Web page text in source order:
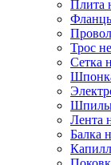
Плита
Трос
Сетка
Лента
Балка